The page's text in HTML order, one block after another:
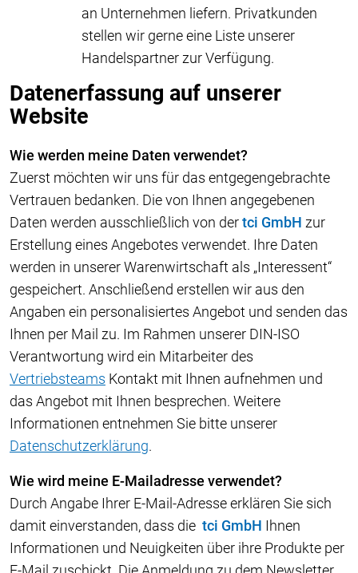
an Unternehmen liefern. Privatkunden
stellen wir gerne eine Liste unserer
Handelspartner zur Verfügung.
Datenerfassung auf unserer
Website
Wie werden meine Daten verwendet?
Zuerst möchten wir uns für das entgegengebrachte
Vertrauen bedanken. Die von Ihnen angegebenen
Daten werden ausschließlich von dertci GmbH zur
Erstellung eines Angebotes verwendet. Ihre Daten
werden in unserer Warenwirtschaft als „Interessent“
gespeichert. Anschließend erstellen wir aus den
Angaben ein personalisiertes Angebot und senden das
Ihnen per Mail zu. Im Rahmen unserer DIN-ISO
Verantwortung wird ein Mitarbeiter des
Vertriebsteams Kontakt mit Ihnen aufnehmen und
das Angebot mit Ihnen besprechen. Weitere
Informationen entnehmen Sie bitte unserer
Datenschutzerklärung.
Wie wird meine E-Mailadresse verwendet?
Durch Angabe Ihrer E-Mail-Adresse erklären Sie sich
damit einverstanden, dass die tci GmbH Ihnen
Informationen und Neuigkeiten über ihre Produkte per